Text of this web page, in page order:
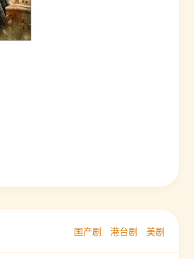
国产剧 港台剧 美剧